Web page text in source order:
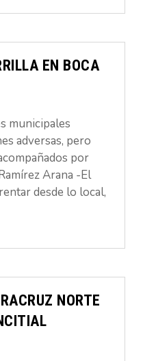
EN BOCA
municipales
adversas, pero
por
Arana -El
desde lo local,
NORTE